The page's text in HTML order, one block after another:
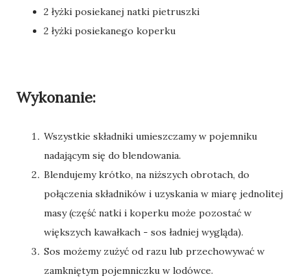
2 łyżki posiekanej natki pietruszki
2 łyżki posiekanego koperku
Wykonanie:
Wszystkie składniki umieszczamy w pojemniku
nadającym się do blendowania.
Blendujemy krótko, na niższych obrotach, do
połączenia składników i uzyskania w miarę jednolitej
masy (część natki i koperku może pozostać w
większych kawałkach - sos ładniej wygląda).
Sos możemy zużyć od razu lub przechowywać w
zamkniętym pojemniczku w lodówce.